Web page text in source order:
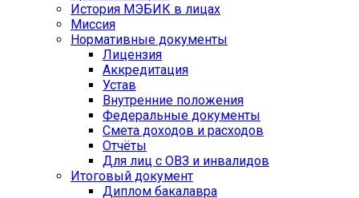
История МЭБИК в лицах
Миссия
Нормативные документы
Лицензия
Аккредитация
Устав
Внутренние положения
Федеральные документы
Смета доходов и расходов
Отчёты
Для лиц с ОВЗ и инвалидов
Итоговый документ
Диплом бакалавра